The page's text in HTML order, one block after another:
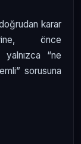
karar
önce
yalnızca “ne
sorusuna